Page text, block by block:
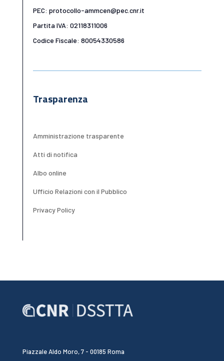
PEC: protocollo-ammcen@pec.cnr.it
Partita IVA: 02118311006
Codice Fiscale: 80054330586
Trasparenza
Amministrazione trasparente
Atti di notifica
Albo online
Ufficio Relazioni con il Pubblico
Privacy Policy
Piazzale Aldo Moro, 7 - 00185 Roma